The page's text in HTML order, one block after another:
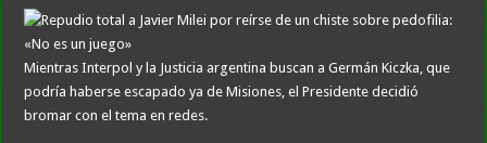
Mientras Interpol y la Justicia argentina buscan a Germán Kiczka, que
podría haberse escapado ya de Misiones, el Presidente decidió
bromar con el tema en redes.